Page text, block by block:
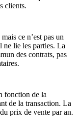
clients.
ce n’est pas un
ne lie les parties. La
des contrats, pas
fonction de la
de la transaction. La
prix de vente par an.